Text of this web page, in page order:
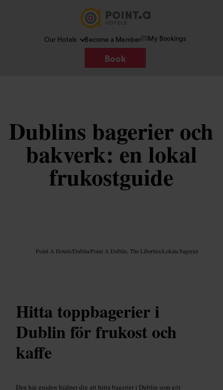
Our Hotels Become a Member My Bookings
Book
Dublins bagerier och
bakverk: en lokal
frukostguide
Point A Hotels/Dublin/Point A Dublin, The Liberties/Lokala bagerier
Hitta toppbagerier i
Dublin för frukost och
kaffe
Den här guiden hjälper dig att hitta bagerier i Dublin som gör